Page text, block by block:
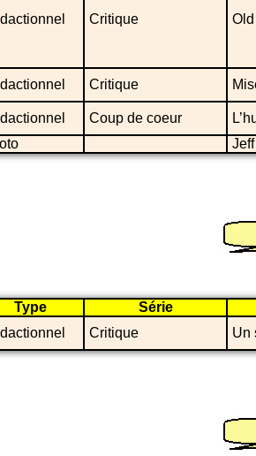
Critique
Critique
Coup de coeur
Type
Série
Critique Un